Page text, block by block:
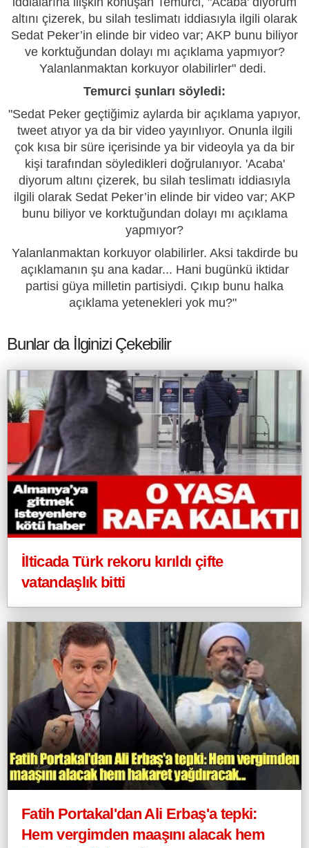
altını çizerek, bu silah teslimatı iddiasıyla ilgili olarak
Sedat Peker’in elinde bir video var; AKP bunu biliyor
ve korktuğundan dolayı mı açıklama yapmıyor?
Yalanlanmaktan korkuyor olabilirler" dedi.
Temurci şunları söyledi:
"Sedat Peker geçtiğimiz aylarda bir açıklama yapıyor,
tweet atıyor ya da bir video yayınlıyor. Onunla ilgili
çok kısa bir süre içerisinde ya bir videoyla ya da bir
kişi tarafından söyledikleri doğrulanıyor. 'Acaba'
diyorum altını çizerek, bu silah teslimatı iddiasıyla
ilgili olarak Sedat Peker’in elinde bir video var; AKP
bunu biliyor ve korktuğundan dolayı mı açıklama
yapmıyor?
Yalanlanmaktan korkuyor olabilirler. Aksi takdirde bu
açıklamanın şu ana kadar... Hani bugünkü iktidar
partisi güya milletin partisiydi. Çıkıp bunu halka
açıklama yetenekleri yok mu?"
Bunlar da İlginizi Çekebilir
İlticada Türk rekoru kırıldı çifte
vatandaşlık bitti
Fatih Portakal'dan Ali Erbaş'a tepki:
Hem vergimden maaşını alacak hem